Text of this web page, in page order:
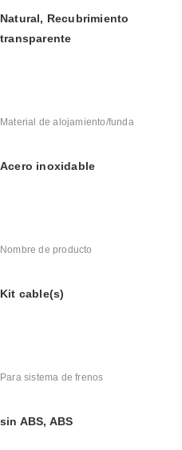
Natural, Recubrimiento
transparente
Material de alojamiento/funda
Acero inoxidable
Nombre de producto
Kit cable(s)
Para sistema de frenos
sin ABS, ABS